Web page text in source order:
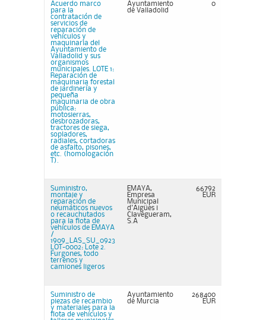
Acuerdo marco
para la
contratación de
servicios de
reparación de
vehículos y
maquinaria del
Ayuntamiento de
Valladolid y sus
organismos
municipales. LOTE 1:
Reparación de
maquinaria forestal
de jardinería y
pequeña
maquinaria de obra
pública:
motosierras,
desbrozadoras,
tractores de siega,
sopladores,
radiales, cortadoras
de asfalto, pisones,
etc. (homologación
T).
Ayuntamiento
de Valladolid
0
Suministro,
montaje y
reparación de
neumáticos nuevos
o recauchutados
para la flota de
vehículos de EMAYA
/
1909_LAS_SU_0923
LOT-0002: Lote 2.
Furgones, todo
terrenos y
camiones ligeros
EMAYA,
Empresa
Municipal
d'Aigües i
Clavegueram,
S.A
66792
EUR
Suministro de
piezas de recambio
y materiales para la
flota de vehículos y
Ayuntamiento
de Murcia
268400
EUR